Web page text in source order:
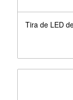
Tira de LED